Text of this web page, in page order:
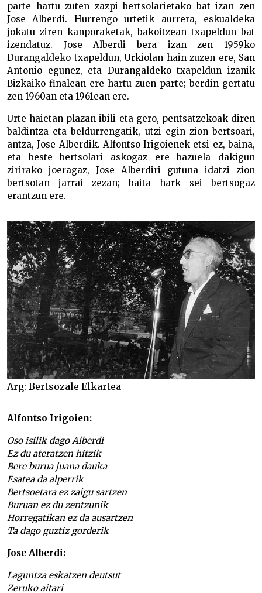
parte hartu zuten zazpi bertsolarietako bat izan zen
Jose Alberdi. Hurrengo urtetik aurrera, eskualdeka
jokatu ziren kanporaketak, bakoitzean txapeldun bat
izendatuz. Jose Alberdi bera izan zen 1959ko
Durangaldeko txapeldun, Urkiolan hain zuzen ere, San
Antonio egunez, eta Durangaldeko txapeldun izanik
Bizkaiko finalean ere hartu zuen parte; berdin gertatu
zen 1960an eta 1961ean ere.
Urte haietan plazan ibili eta gero, pentsatzekoak diren
baldintza eta beldurrengatik, utzi egin zion bertsoari,
antza, Jose Alberdik. Alfontso Irigoienek etsi ez, baina,
eta beste bertsolari askogaz ere bazuela dakigun
zirirako joeragaz, Jose Alberdiri gutuna idatzi zion
bertsotan jarrai zezan; baita hark sei bertsogaz
erantzun ere.
Arg: Bertsozale Elkartea
Alfontso Irigoien:
Oso isilik dago Alberdi
Ez du ateratzen hitzik
Bere burua juana dauka
Esatea da alperrik
Bertsoetara ez zaigu sartzen
Buruan ez du zentzunik
Horregatikan ez da ausartzen
Ta dago guztiz gorderik
Jose Alberdi:
Laguntza eskatzen deutsut
Zeruko aitari